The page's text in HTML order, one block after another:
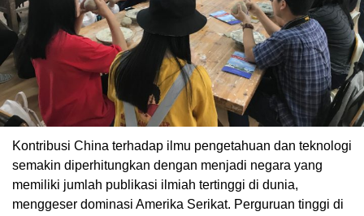
Kontribusi China terhadap ilmu pengetahuan dan teknologi
semakin diperhitungkan dengan menjadi negara yang
memiliki jumlah publikasi ilmiah tertinggi di dunia,
menggeser dominasi Amerika Serikat. Perguruan tinggi di